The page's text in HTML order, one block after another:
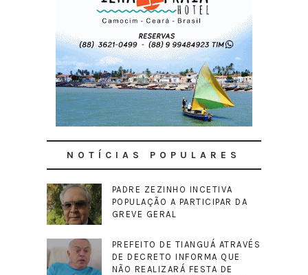
NOTÍCIAS POPULARES
PADRE ZEZINHO INCETIVA
POPULAÇÃO A PARTICIPAR DA
GREVE GERAL
PREFEITO DE TIANGUÁ ATRAVÉS
DE DECRETO INFORMA QUE
NÃO REALIZARÁ FESTA DE